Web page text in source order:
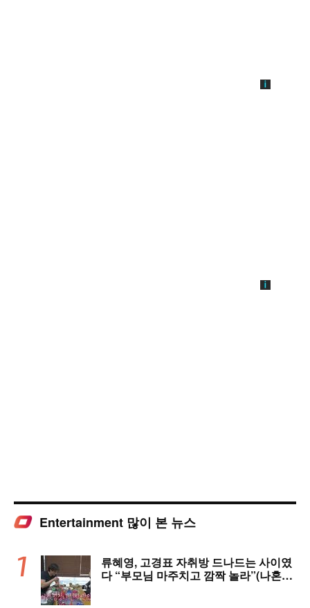
Entertainment 많이 본 뉴스
류혜영, 고경표 자취방 드나드는 사이였
다 “부모님 마주치고 깜짝 놀라”(나혼자